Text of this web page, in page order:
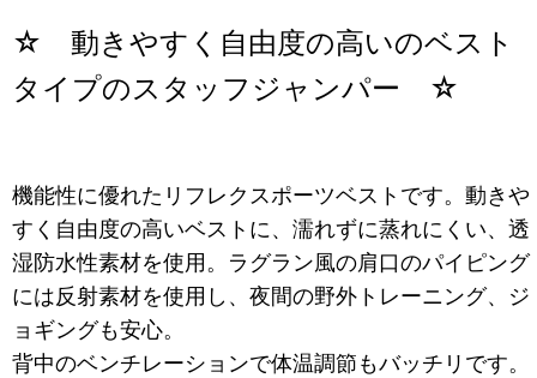
☆ 動きやすく自由度の高いのベスト
タイプのスタッフジャンパー ☆
機能性に優れたリフレクスポーツベストです。動きや
すく自由度の高いベストに、濡れずに蒸れにくい、透
湿防水性素材を使用。ラグラン風の肩口のパイピング
には反射素材を使用し、夜間の野外トレーニング、ジ
ョギングも安心。
背中のベンチレーションで体温調節もバッチリです。